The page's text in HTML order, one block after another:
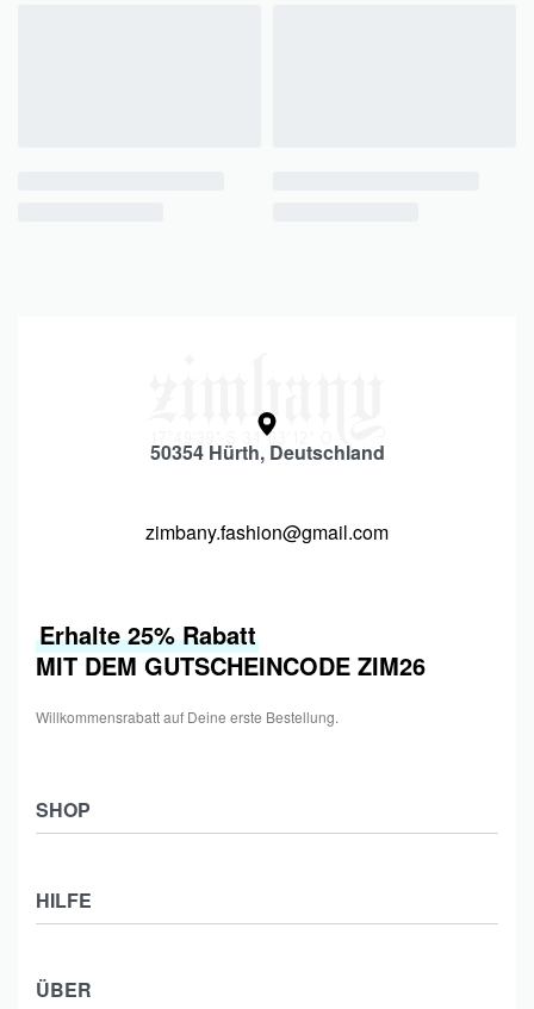
50354 Hürth, Deutschland
zimbany.fashion@gmail.com
SHOP
Collections
Männer
HILFE
Zahlung & Versand
ÜBER
Erhalte 25% Rabatt
MIT DEM GUTSCHEINCODE ZIM26
Willkommensrabatt auf Deine erste Bestellung.